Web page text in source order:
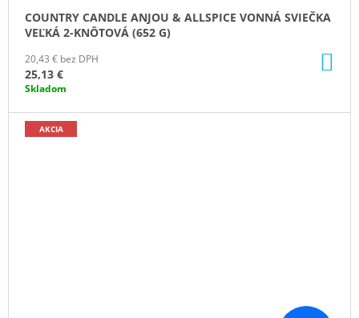
COUNTRY CANDLE ANJOU & ALLSPICE VONNÁ SVIEČKA
VEĽKÁ 2-KNÔTOVÁ (652 G)
20,43 € bez DPH
25,13 €
Skladom
AKCIA